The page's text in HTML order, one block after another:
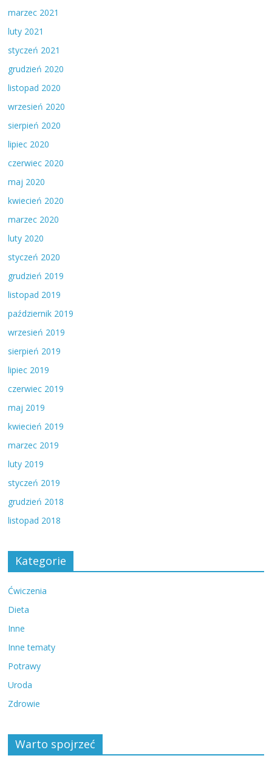
marzec 2021
luty 2021
styczeń 2021
grudzień 2020
listopad 2020
wrzesień 2020
sierpień 2020
lipiec 2020
czerwiec 2020
maj 2020
kwiecień 2020
marzec 2020
luty 2020
styczeń 2020
grudzień 2019
listopad 2019
październik 2019
wrzesień 2019
sierpień 2019
lipiec 2019
czerwiec 2019
maj 2019
kwiecień 2019
marzec 2019
luty 2019
styczeń 2019
grudzień 2018
listopad 2018
Kategorie
Ćwiczenia
Dieta
Inne
Inne tematy
Potrawy
Uroda
Zdrowie
Warto spojrzeć